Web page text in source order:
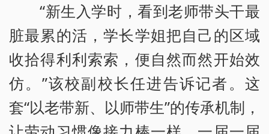
“新生入学时，看到老师带头干最
脏最累的活，学长学姐把自己的区域
收拾得利利索索，便自然而然开始效
仿。”该校副校长任进告诉记者。这
套“以老带新、以师带生”的传承机制，